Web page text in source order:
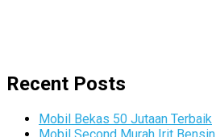
Recent Posts
Mobil Bekas 50 Jutaan Terbaik